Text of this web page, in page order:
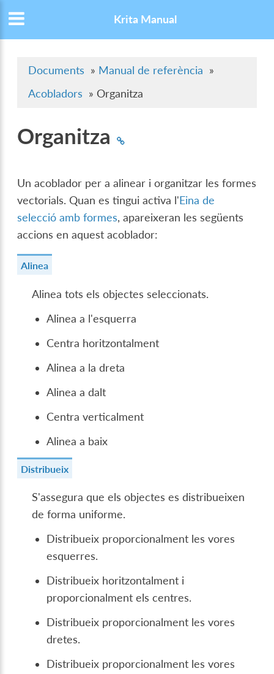
Krita Manual
Documents » Manual de referència »
Acobladors » Organitza
Organitza
Un acoblador per a alinear i organitzar les formes
vectorials. Quan es tingui activa l'Eina de
selecció amb formes, apareixeran les següents
accions en aquest acoblador:
Alinea
Alinea tots els objectes seleccionats.
Alinea a l'esquerra
Centra horitzontalment
Alinea a la dreta
Alinea a dalt
Centra verticalment
Alinea a baix
Distribueix
S'assegura que els objectes es distribueixen
de forma uniforme.
Distribueix proporcionalment les vores
esquerres.
Distribueix horitzontalment i
proporcionalment els centres.
Distribueix proporcionalment les vores
dretes.
Distribueix proporcionalment les vores